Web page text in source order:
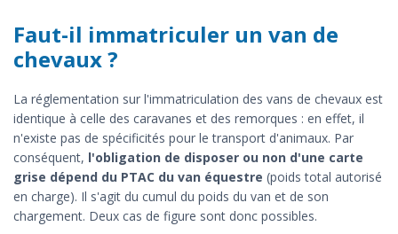
Faut-il immatriculer un van de
chevaux ?
La réglementation sur l'immatriculation des vans de chevaux est
identique à celle des caravanes et des remorques : en effet, il
n'existe pas de spécificités pour le transport d'animaux. Par
conséquent, l'obligation de disposer ou non d'une carte
grise dépend du PTAC du van équestre (poids total autorisé
en charge). Il s'agit du cumul du poids du van et de son
chargement. Deux cas de figure sont donc possibles.